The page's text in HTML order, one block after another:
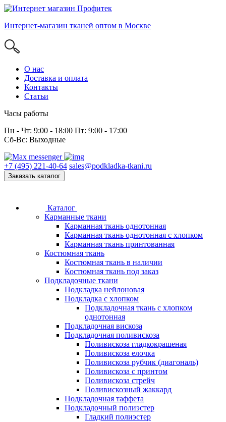
Интернет-магазин тканей оптом в Москве
О нас
Доставка и оплата
Контакты
Статьи
Часы работы
Пн - Чт: 9:00 - 18:00 Пт: 9:00 - 17:00
Сб-Вс: Выходные
+7 (495) 221-40-64 sales@podkladka-tkani.ru
Заказать каталог
Каталог
Карманные ткани
Карманная ткань однотонная
Карманная ткань однотонная с хлопком
Карманная ткань принтованная
Костюмная ткань
Костюмная ткань в наличии
Костюмная ткань под заказ
Подкладочные ткани
Подкладка нейлоновая
Подкладка с хлопком
Подкладочная ткань с хлопком
однотонная
Подкладочная вискоза
Подкладочная поливискоза
Поливискоза гладкокрашеная
Поливискоза елочка
Поливискоза рубчик (диагональ)
Поливискоза с принтом
Поливискоза стрейч
Поливискозный жаккард
Подкладочная таффета
Подкладочный полиэстер
Гладкий полиэстер